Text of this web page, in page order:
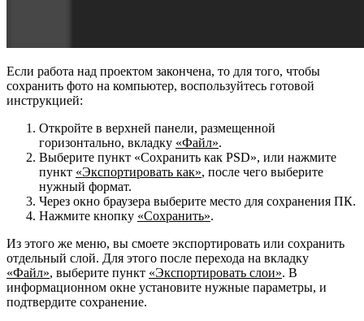
Если работа над проектом закончена, то для того, чтобы
сохранить фото на компьютер, воспользуйтесь готовой
инструкцией:
Откройте в верхней панели, размещенной
горизонтально, вкладку «Файл».
Выберите пункт «Сохранить как PSD», или нажмите
пункт «Экспортировать как», после чего выберите
нужный формат.
Через окно браузера выберите место для сохранения ПК.
Нажмите кнопку «Сохранить».
Из этого же меню, вы смоете экспортировать или сохранить
отдельный слой. Для этого после перехода на вкладку
«Файл», выберите пункт «Экспортировать слои». В
информационном окне установите нужные параметры, и
подтвердите сохранение.